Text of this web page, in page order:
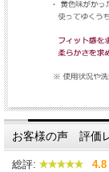
お客様の声 評価
総評: 4.8